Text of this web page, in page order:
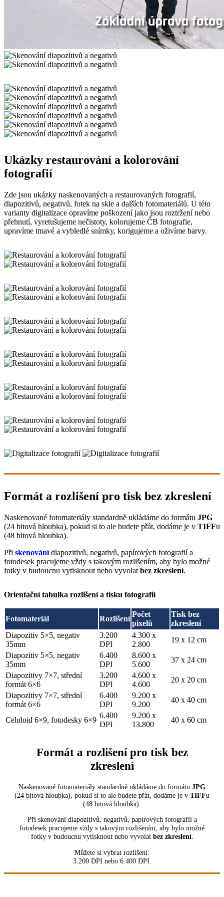
Ukázky restaurování a kolorování
fotografií
Zde jsou ukázky naskenovaných a restaurovaných fotografií,
diapozitivů, negativů, fotek na skle a dalších fotomateriálů. U této
varianty digitalizace opravíme poškození jako jsou roztržení nebo
přehnutí, vyretušujeme nečistoty, kolorujeme ČB fotografie,
upravíme tmavé a vybledlé snímky, korigujeme a oživíme barvy.
Formát a rozlišení pro tisk bez zkreslení
Naskenované fotomateriály standardně ukládáme do formátu JPG
(24 bitová hloubka), pokud si to ale budete přát, dodáme je v TIFFu
(48 bitová hloubka).
Při skenovánídiapozitivů, negativů, papírových fotografií a
fotodesek pracujeme vždy s takovým rozlišením, aby bylo možné
fotky v budoucnu vytisknout nebo vyvolat bez zkreslení.
Orientační tabulka rozlišení a tisku fotografií
Fotomateriál Rozlišení
Počet
pixelů
Tisk bez
zkreslení
Diapozitiv 5×5, negativ
35mm
3.200
DPI
4.300 x
2.800
19 x 12 cm
Diapozitiv 5×5, negativ
35mm
6.400
DPI
8.600 x
5.600
37 x 24 cm
Diapozitivy 7×7, střední
formát 6×6
3.200
DPI
4.600 x
4.600
20 x 20 cm
Diapozitivy 7×7, střední
formát 6×6
6.400
DPI
9.200 x
9.200
40 x 40 cm
Celuloid 6×9, fotodesky 6×9
6.400
DPI
9.200 x
13.800
40 x 60 cm
Formát a rozlišení pro tisk bez
zkreslení
Naskenované fotomateriály standardně ukládáme do formátu JPG
(24 bitová hloubka), pokud si to ale budete přát, dodáme je v TIFFu
(48 bitová hloubka).
Při skenování diapozitivů, negativů, papírových fotografií a
fotodesek pracujeme vždy s takovým rozlišením, aby bylo možné
fotky v budoucnu vytisknout nebo vyvolat bez zkreslení.
Můžete si vybrat rozlišení:
3.200 DPI nebo 6.400 DPI.